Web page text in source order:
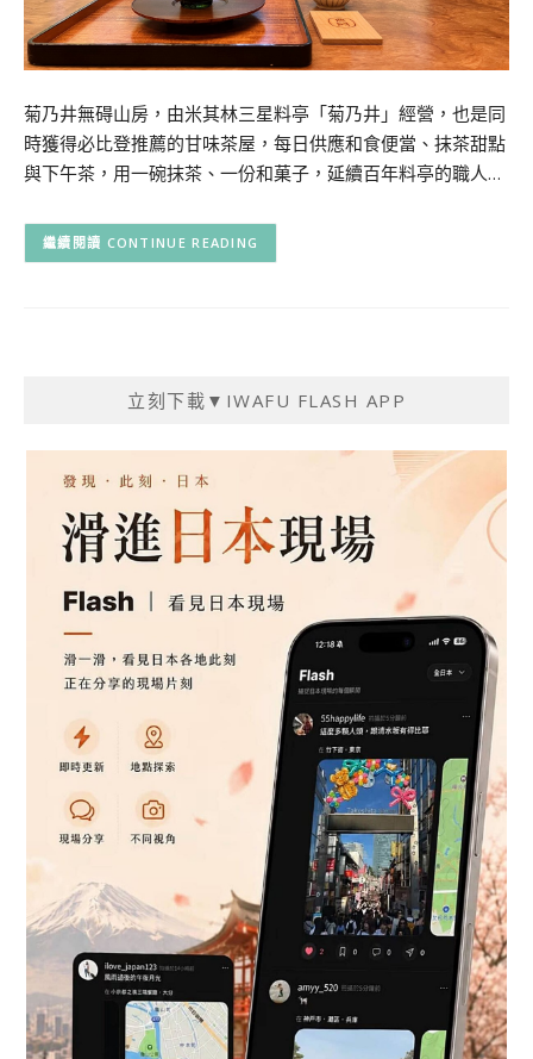
菊乃井無碍山房，由米其林三星料亭「菊乃井」經營，也是同
時獲得必比登推薦的甘味茶屋，每日供應和食便當、抹茶甜點
與下午茶，用一碗抹茶、一份和菓子，延續百年料亭的職人…
CONTINUE READING
立刻下載▼IWAFU FLASH APP